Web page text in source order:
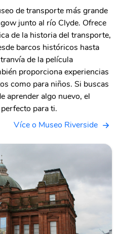
de transporte más grande
junto al río Clyde. Ofrece
de la historia del transporte,
barcos históricos hasta
de la película
proporciona experiencias
como para niños. Si buscas
aprender algo nuevo, el
para ti.
Více o Museo Riverside